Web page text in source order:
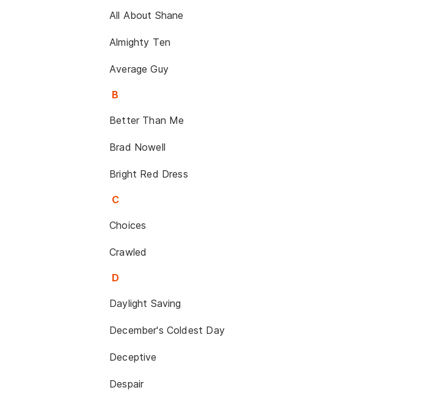
All About Shane
Almighty Ten
Average Guy
B
Better Than Me
Brad Nowell
Bright Red Dress
C
Choices
Crawled
D
Daylight Saving
December's Coldest Day
Deceptive
Despair